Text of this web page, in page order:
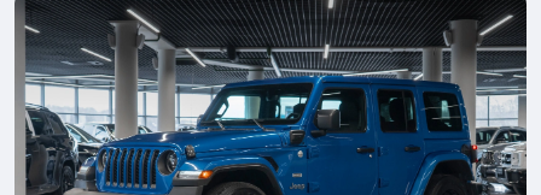
Porsche
Ram Renault
Skoda
Solaris
Subaru Suzuki
SWM
Tank
TENET Toyota
Volkswagen
Volvo
Voyah Wey
Zeekr
Москвич
УАЗ